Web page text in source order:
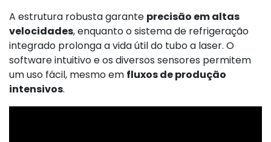
A estrutura robusta garante precisão em altas
velocidades, enquanto o sistema de refrigeração
integrado prolonga a vida útil do tubo a laser. O
software intuitivo e os diversos sensores permitem
um uso fácil, mesmo em fluxos de produção
intensivos.